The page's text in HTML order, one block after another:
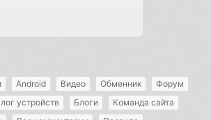
Android Видео Обменник
Форум
устройств Блоги
Команда сайта